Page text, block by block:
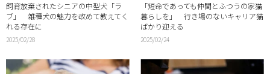
飼育放棄されたシニアの中型犬「ラ
ブ」 雑種犬の魅力を改めて教えてく
れる存在に
2025/02/28
「短命であっても仲間とふつうの家猫
暮らしを」 行き場のないキャリア猫
ばかり迎える
2025/02/24